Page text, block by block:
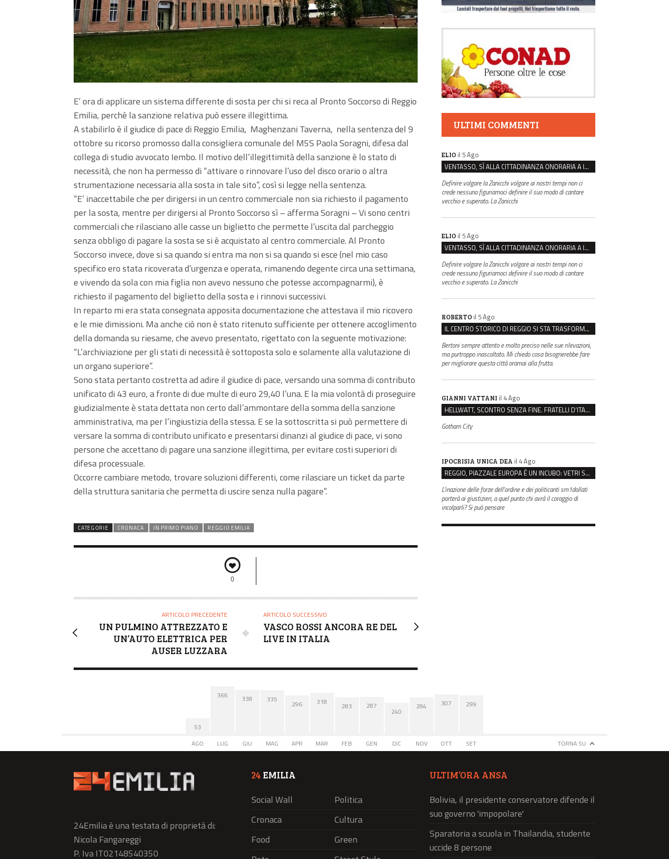
E’ ora di applicare un sistema differente di sosta per chi si reca al Pronto Soccorso di Reggio
Emilia, perchè la sanzione relativa può essere illegittima.
A stabilirlo è il giudice di pace di Reggio Emilia, Maghenzani Taverna, nella sentenza del 9
ottobre su ricorso promosso dalla consigliera comunale del M5S Paola Soragni, difesa dal
collega di studio avvocato Iembo. Il motivo dell’illegittimità della sanzione è lo stato di
necessità, che non ha permesso di “attivare o rinnovare l’uso del disco orario o altra
strumentazione necessaria alla sosta in tale sito”, così si legge nella sentenza.
“E’ inaccettabile che per dirigersi in un centro commerciale non sia richiesto il pagamento
per la sosta, mentre per dirigersi al Pronto Soccorso sì – afferma Soragni – Vi sono centri
commerciali che rilasciano alle casse un biglietto che permette l’uscita dal parcheggio
senza obbligo di pagare la sosta se si è acquistato al centro commerciale. Al Pronto
Soccorso invece, dove si sa quando si entra ma non si sa quando si esce (nel mio caso
specifico ero stata ricoverata d’urgenza e operata, rimanendo degente circa una settimana,
e vivendo da sola con mia figlia non avevo nessuno che potesse accompagnarmi), è
richiesto il pagamento del biglietto della sosta e i rinnovi successivi.
In reparto mi era stata consegnata apposita documentazione che attestava il mio ricovero
e le mie dimissioni. Ma anche ciò non è stato ritenuto sufficiente per ottenere accoglimento
della domanda su riesame, che avevo presentato, rigettato con la seguente motivazione:
“L’archiviazione per gli stati di necessità è sottoposta solo e solamente alla valutazione di
un organo superiore”.
Sono stata pertanto costretta ad adire il giudice di pace, versando una somma di contributo
unificato di 43 euro, a fronte di due multe di euro 29,40 l’una. E la mia volontà di proseguire
giudizialmente è stata dettata non certo dall’ammontare della somma della sanzione
amministrativa, ma per l’ingiustizia della stessa. E se la sottoscritta si può permettere di
versare la somma di contributo unificato e presentarsi dinanzi al giudice di pace, vi sono
persone che accettano di pagare una sanzione illegittima, per evitare costi superiori di
difesa processuale.
Occorre cambiare metodo, trovare soluzioni differenti, come rilasciare un ticket da parte
della struttura sanitaria che permetta di uscire senza nulla pagare”.
CATEGORIE CRONACA IN PRIMO PIANO REGGIO EMILIA
0
ARTICOLO PRECEDENTE
UN PULMINO ATTREZZATO E
UN’AUTO ELETTRICA PER
AUSER LUZZARA
ARTICOLO SUCCESSIVO
VASCO ROSSI ANCORA RE DEL
LIVE IN ITALIA
ULTIMI COMMENTI
ELIO il 5 Ago
VENTASSO, SÌ ALLA CITTADINANZA ONORARIA A IVA ZANICCHI. MA BARGIACCHI: “È DI PESSIMO GUSTO”
Definire volgare la Zanicchi volgare ai nostri tempi non ci
crede nessuno figuriamoci definire il suo modo di cantare
vecchio e superato. La Zanicchi
ELIO il 5 Ago
VENTASSO, SÌ ALLA CITTADINANZA ONORARIA A IVA ZANICCHI. MA BARGIACCHI: “È DI PESSIMO GUSTO”
Definire volgare la Zanicchi volgare ai nostri tempi non ci
crede nessuno figuriamoci definire il suo modo di cantare
vecchio e superato. La Zanicchi
ROBERTO il 5 Ago
IL CENTRO STORICO DI REGGIO SI STA TRASFORMANDO, E NON IN MEGLIO
Bertoni sempre attento e molto preciso nelle sue rilevazioni,
ma purtroppo inascoltato. Mi chiedo cosa bisognerebbe fare
per migliorare questa città oramai alla frutta.
GIANNI VATTANI il 4 Ago
HELLWATT, SCONTRO SENZA FINE. FRATELLI D’ITALIA: “MILANI PORTA DOCUMENTI, DE FRANCO INSULTI”
Gotham City
IPOCRISIA UNICA DEA il 4 Ago
REGGIO, PIAZZALE EUROPA È UN INCUBO: VETRI SPACCATI E FURTI SULLE AUTO IN SOSTA
L'inazione delle forze dell'ordine e dei politicanti sm1dollati
porterà ai giustizieri, a quel punto chi avrà il coraggio di
incolparli? Si può pensare
53
AGO
366
LUG
338
GIU
335
MAG
296
APR
318
MAR
283
FEB
287
GEN
240
DIC
284
NOV
307
OTT
299
SET TORNA SU
24Emilia è una testata di proprietà di:
Nicola Fangareggi
P. Iva IT02148540350
24 EMILIA
Social Wall
Politica
Cronaca
Cultura
Food
Green
ULTIM’ORA ANSA
Bolivia, il presidente conservatore difende il
suo governo 'impopolare'
Sparatoria a scuola in Thailandia, studente
uccide 8 persone